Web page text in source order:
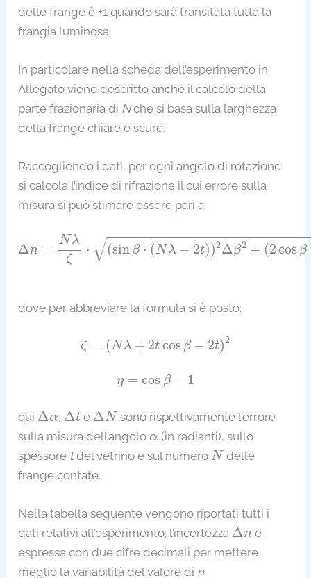
delle frange è +1 quando sarà transitata tutta la
frangia luminosa.
In particolare nella scheda dell’esperimento in
Allegato viene descritto anche il calcolo della
parte frazionaria di Nche si basa sulla larghezza
della frange chiare e scure.
Raccogliendo i dati, per ogni angolo di rotazione
si calcola l’indice di rifrazione il cui errore sulla
misura si può stimare essere pari a:
Δn =
N λ
ζ
⋅ √(sin β ⋅ (N λ − 2t))2Δβ2 + (2cos β
Δ Nλζ⋅(sinβ⋅(Nλ−2t))2Δβ2+(2cosβ⋅η)2
dove per abbreviare la formula si è posto:
ζ = (N λ + 2t cos β − 2t)2
= (Nλ tcos −2 2
η = cos β − 1
cos β−
qui Δα
Δ α , Δt
Δ t e ΔN
Δ N sono rispettivamente l’errore
sulla misura dell’angoloα
α (in radianti), sullo
spessore tdel vetrino e sul numeroN
N delle
frange contate.
Nella tabella seguente vengono riportati tutti i
dati relativi all’esperimento; l’incertezza Δn
Δ n è
espressa con due cifre decimali per mettere
meglio la variabilità del valore di n.